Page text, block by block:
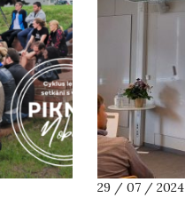
29 / 07 / 2024